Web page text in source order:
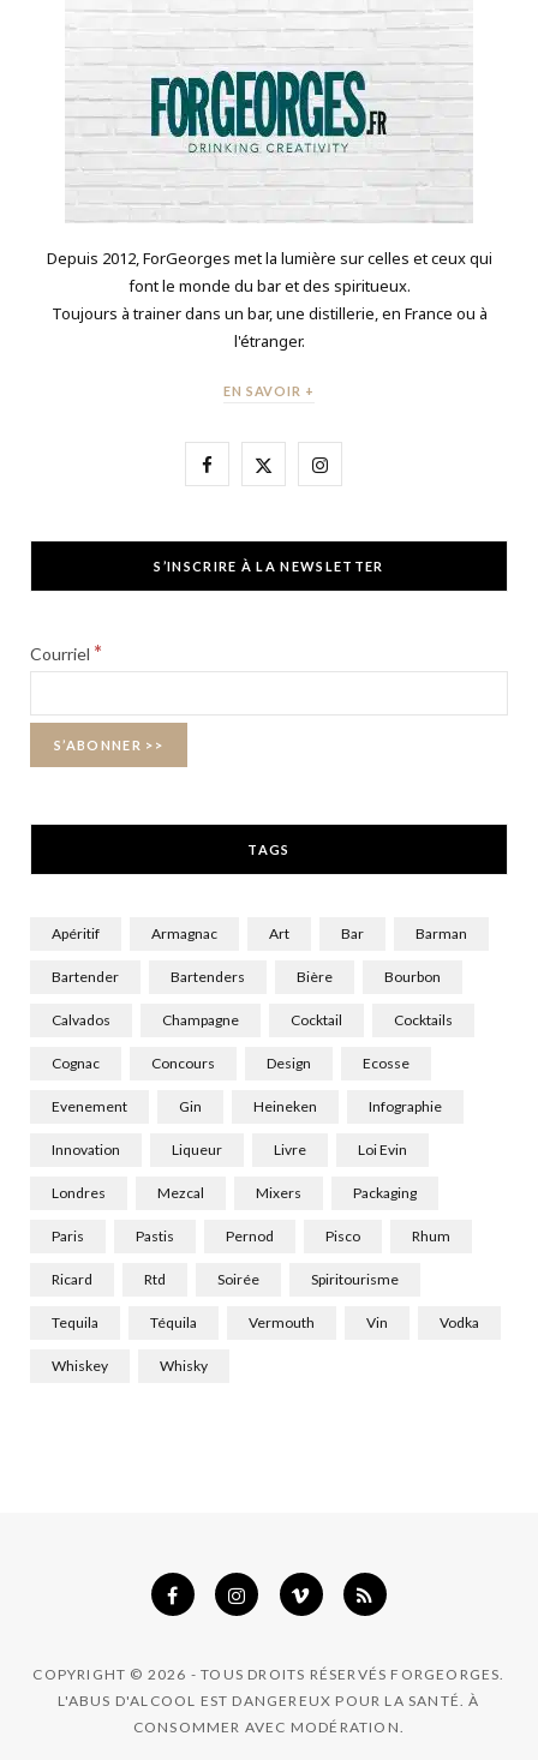
Depuis 2012, ForGeorges met la lumière sur celles et ceux qui
font le monde du bar et des spiritueux.
Toujours à trainer dans un bar, une distillerie, en France ou à
l'étranger.
EN SAVOIR +
F
e
X
w
I
t
S’INSCRIRE À LA NEWSLETTER
Courriel *
TAGS
Apéritif Armagnac Art Bar Barman
Bartender Bartenders Bière Bourbon
Calvados Champagne Cocktail Cocktails
Cognac Concours Design Ecosse
Evenement Gin Heineken Infographie
Innovation Liqueur Livre Loi Evin
Londres Mezcal Mixers Packaging
Paris Pastis Pernod Pisco Rhum
Ricard Rtd Soirée Spiritourisme
Tequila Téquila Vermouth Vin Vodka
Whiskey Whisky
COPYRIGHT © 2026 - TOUS DROITS RÉSERVÉS FORGEORGES.
L'ABUS D'ALCOOL EST DANGEREUX POUR LA SANTÉ. À
CONSOMMER AVEC MODÉRATION.